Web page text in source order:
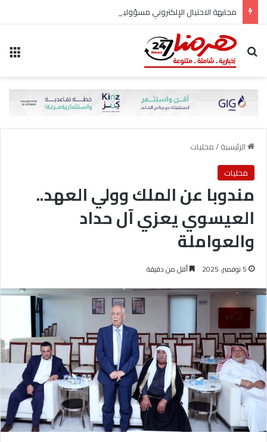
مجابهة الاحتيال الإلكتروني مسؤولية مشتركة
بحث عن
الرئيسية/محليات
محليات
مندوبا عن الملك وولي العهد..
العيسوي يعزي آل حداد
والعواملة
5 نوفمبر، 2025 أقل من دقيقة